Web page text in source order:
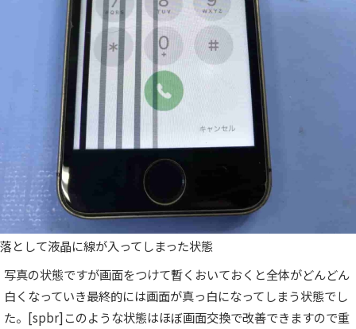
落として液晶に線が入ってしまった状態
写真の状態ですが画面をつけて暫くおいておくと全体がどんどん
白くなっていき最終的には画面が真っ白になってしまう状態でし
た。[spbr]このような状態はほぼ画面交換で改善できますので重